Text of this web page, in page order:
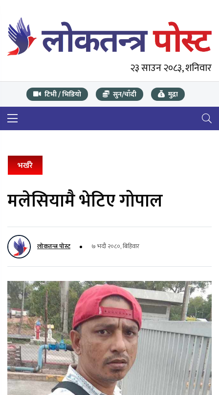
२३ साउन २०८३, शनिवार
टिभी / भिडियो सुन/चाँदी मुद्रा
भर्खरै
मलेसियामै भेटिए गोपाल
लोकतन्त्र पोस्ट ७ भदौ २०८०, बिहिवार